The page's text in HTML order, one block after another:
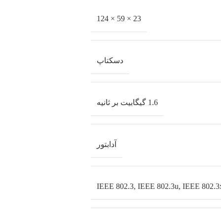
23 × 59 × 124
دسکتاپ
1.6 گیگابیت بر ثانیه
آدابتور
IEEE 802.3, IEEE 802.3u, IEEE